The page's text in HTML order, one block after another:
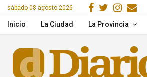
sábado 08 agosto 2026
en IA y herramientas de GoogleFacebook
Gorjeo
Inicio La Ciudad La Provincia